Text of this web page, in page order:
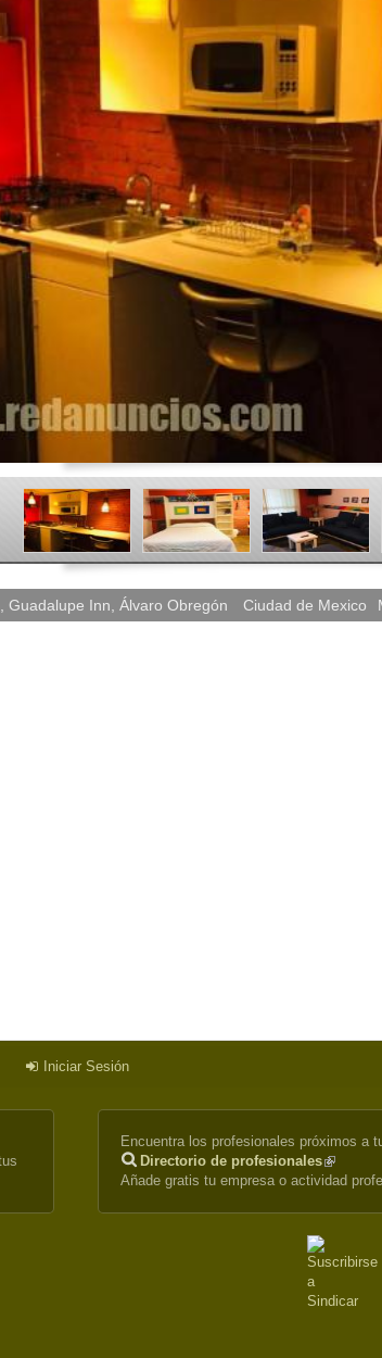
Guadalupe Inn, Álvaro Obregón Ciudad de Mexico
Iniciar Sesión
Encuentra los profesionales próximos a
Directorio de profesionales(link
is
Añade gratis tu empresa o actividad